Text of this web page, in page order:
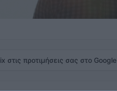
στις προτιμήσεις σας στο Google